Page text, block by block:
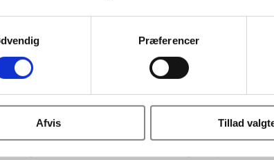
Præferencer
Afvis Tillad
interesse og opmuntrer til deltagelse. Det er en
og lokalsamfundet i almindelighed. Kirkebladet
deltagelse i de aktiviteter, som passer bedst til den
supplere hinanden og tilsammen. De digitale medier
er også udfordret af faldende tillid og en